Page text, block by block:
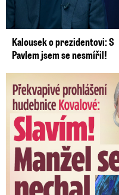
Kalousek o prezidentovi: S
Pavlem jsem se nesmířil!
Překvapivé prohlášení